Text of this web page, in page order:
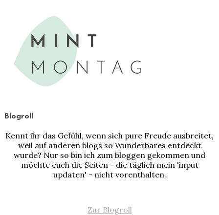
Blogroll
Kennt ihr das Gefühl, wenn sich pure Freude ausbreitet,
weil auf anderen blogs so Wunderbares entdeckt
wurde? Nur so bin ich zum bloggen gekommen und
möchte euch die Seiten - die täglich mein 'input
updaten' - nicht vorenthalten.
Zur Blogroll